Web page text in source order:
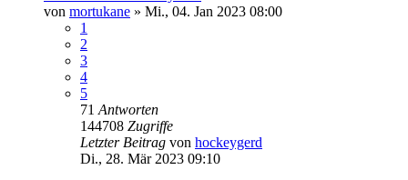
von mortukane » Mi., 04. Jan 2023 08:00
1
2
3
4
5
71 Antworten
144708 Zugriffe
Letzter Beitrag von hockeygerd
Di., 28. Mär 2023 09:10